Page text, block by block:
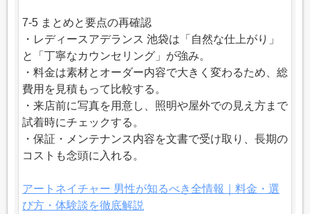
7-5 まとめと要点の再確認
・レディースアデランス 池袋は「自然な仕上がり」
と「丁寧なカウンセリング」が強み。
・料金は素材とオーダー内容で大きく変わるため、総
費用を見積もって比較する。
・来店前に写真を用意し、照明や屋外での見え方まで
試着時にチェックする。
・保証・メンテナンス内容を文書で受け取り、長期の
コストも念頭に入れる。
アートネイチャー 男性が知るべき全情報｜料金・選
び方・体験談を徹底解説